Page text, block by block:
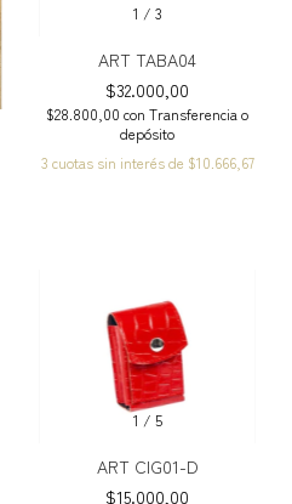
1 / 3
ART TABA04
$32.000,00
$28.800,00 con Transferencia o
depósito
3 cuotas sin interés de $10.666,67
1 / 5
ART CIG01-D
$15.000,00